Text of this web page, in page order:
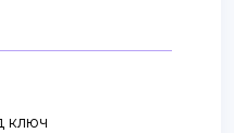
ключ